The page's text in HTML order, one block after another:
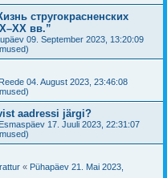
стругокрасненских
вв.”
09. September 2023, 13:20:09
Reede 04. August 2023, 23:46:08
aadressi järgi?
Esmaspäev 17. Juuli 2023, 22:31:07
« Pühapäev 21. Mai 2023,